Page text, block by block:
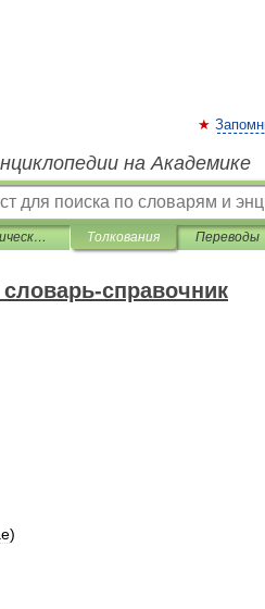
на Академике
Фитопатологический словарь-справочник Толкования Переводы
справочник
)